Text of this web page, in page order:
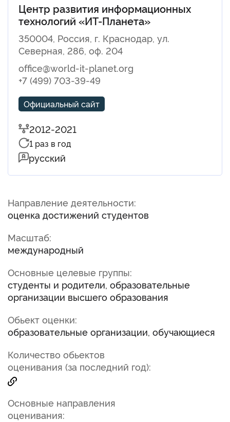
Центр развития информационных
технологий «ИТ-Планета»
350004, Россия, г. Краснодар, ул.
Северная, 286, оф. 204
office@world-it-planet.org
+7 (499) 703-39-49
Официальный сайт
2012-2021
1 раз в год
русский
Направление деятельности:
оценка достижений студентов
Масштаб:
международный
Основные целевые группы:
студенты и родители, образовательные
организации высшего образования
Обьект оценки:
образовательные организации, обучающиеся
Количество обьектов
оценивания (за последний год):
Основные направления
оценивания: